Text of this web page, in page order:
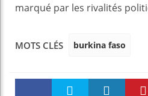
marqué par les rivalités
MOTS CLÉS burkina faso